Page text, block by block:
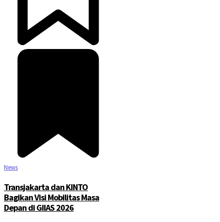
News
Transjakarta dan KINTO
Bagikan Visi Mobilitas Masa
Depan di GIIAS 2026